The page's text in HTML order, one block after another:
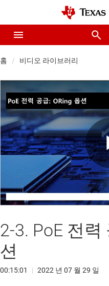
홈 비디오 라이브러리
2-3. PoE 전력
션
00:15:01 | 2022 년 07 월 29 일